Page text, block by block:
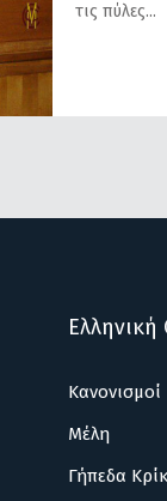
τις πύλες
Κανονισμοί
Μέλη
Γήπεδα